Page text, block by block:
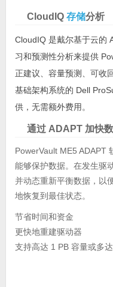
CloudIQ 存储分析
CloudIQ 是戴尔基于云的
习和预测性分析来提供
正建议、容量预测、可收
基础架构系统的 Dell
供，无需额外费用。
通过 ADAPT 加快
PowerVault ME5 ADAPT
能够保护数据。在发生驱
并动态重新平衡数据，以
地恢复到最佳状态。
节省时间和资金
更快地重建驱动器
支持高达 1 PB 容量或多